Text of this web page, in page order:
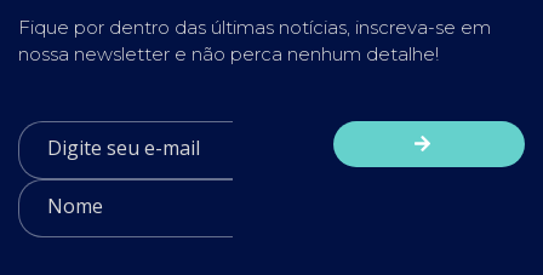
Fique por dentro das últimas notícias, inscreva-se em
nossa newsletter e não perca nenhum detalhe!